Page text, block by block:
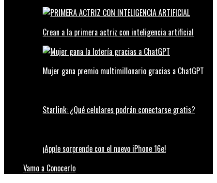
Crean a la primera actriz con inteligencia artificial
Mujer gana premio multimillonario gracias a ChatGPT
Starlink: ¿Qué celulares podrán conectarse gratis?
¡Apple sorprende con el nuevo iPhone 16e!
Vamo a Conocerlo